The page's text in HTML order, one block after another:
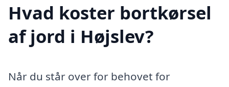
Hvad koster bortkørsel
af jord i Højslev?
Når du står over for behovet for